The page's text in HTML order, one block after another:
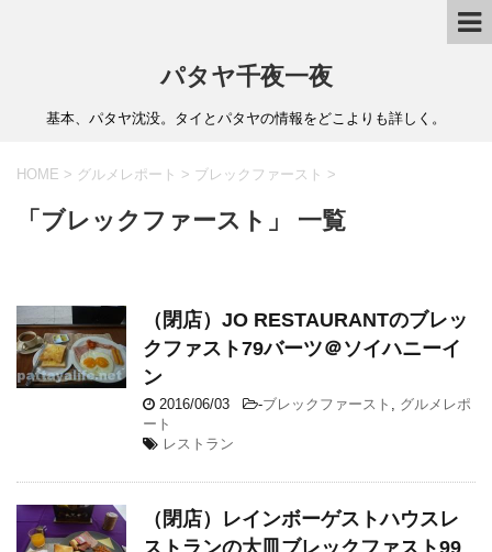
パタヤ千夜一夜
基本、パタヤ沈没。タイとパタヤの情報をどこよりも詳しく。
HOME > グルメレポート > ブレックファースト >
「ブレックファースト」 一覧
（閉店）JO RESTAURANTのブレッ
クファスト79バーツ＠ソイハニーイ
ン
2016/06/03 -ブレックファースト
グルメレポ
ート
レストラン
（閉店）レインボーゲストハウスレ
ストランの大皿ブレックファスト99